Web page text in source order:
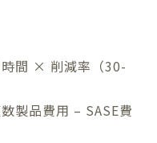
間 × 削減率（30-
製品費用 – SASE費